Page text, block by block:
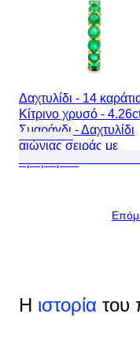
Δαχτυλίδι - 14
Κίτρινο χρυσό -
Σμαράγδι - Δαχτυλίδι
αιώνιας σειράς με
σμαράγδια
Η ιστορία του